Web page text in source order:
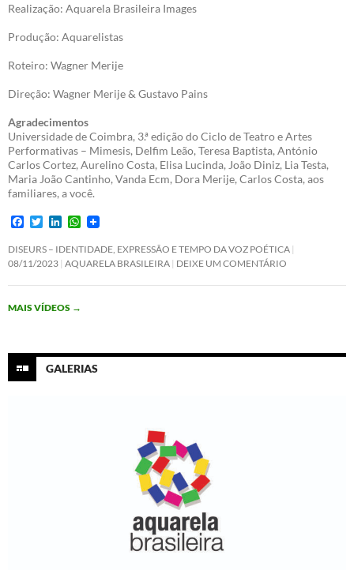
Realização: Aquarela Brasileira Images
Produção: Aquarelistas
Roteiro: Wagner Merije
Direção: Wagner Merije & Gustavo Pains
Agradecimentos
Universidade de Coimbra, 3.ª edição do Ciclo de Teatro e Artes
Performativas – Mimesis, Delfim Leão, Teresa Baptista, António
Carlos Cortez, Aurelino Costa, Elisa Lucinda, João Diniz, Lia Testa,
Maria João Cantinho, Vanda Ecm, Dora Merije, Carlos Costa, aos
familiares, a você.
F
c
e
o
k
T
i
t
e
n
k
d
n
W
a
t
A
DISEURS – IDENTIDADE, EXPRESSÃO E TEMPO DA VOZ POÉTICA
08/11/2023 AQUARELA BRASILEIRA DEIXE UM COMENTÁRIO
MAIS VÍDEOS →
GALERIAS